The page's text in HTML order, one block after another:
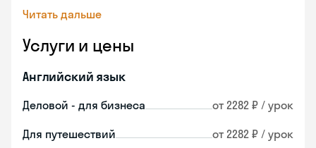
Читать дальше
Услуги и цены
Английский язык
Деловой - для бизнеса от 2282 ₽ / урок
Для путешествий от 2282 ₽ / урок